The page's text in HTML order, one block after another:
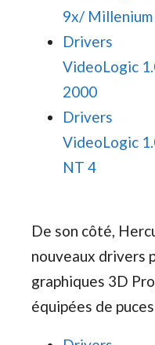
9x/ Millenium
Drivers
VideoLogic
2000
Drivers
VideoLogic
NT 4
De son côté,
nouveaux drivers
graphiques 3D
équipées de